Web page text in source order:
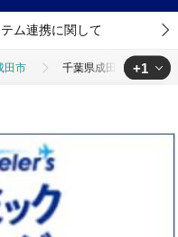
ム連携に関して
田市 千葉県成田市 ANAト
+1